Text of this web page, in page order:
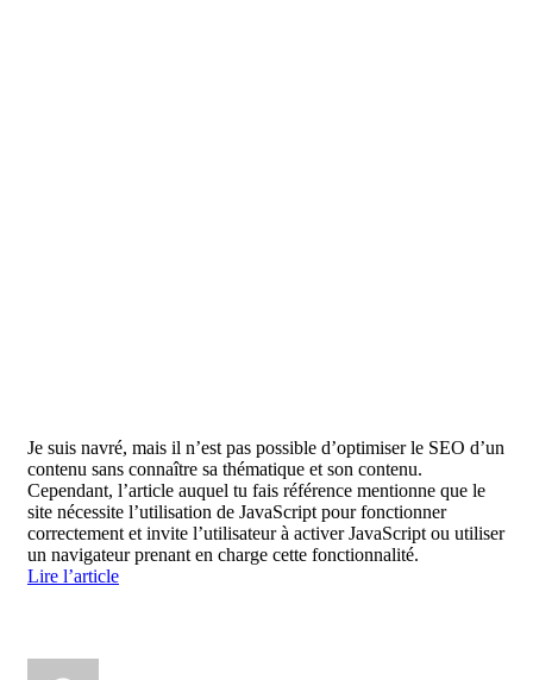
Je suis navré, mais il n’est pas possible d’optimiser le SEO d’un
contenu sans connaître sa thématique et son contenu.
Cependant, l’article auquel tu fais référence mentionne que le
site nécessite l’utilisation de JavaScript pour fonctionner
correctement et invite l’utilisateur à activer JavaScript ou utiliser
un navigateur prenant en charge cette fonctionnalité.
Lire l’article